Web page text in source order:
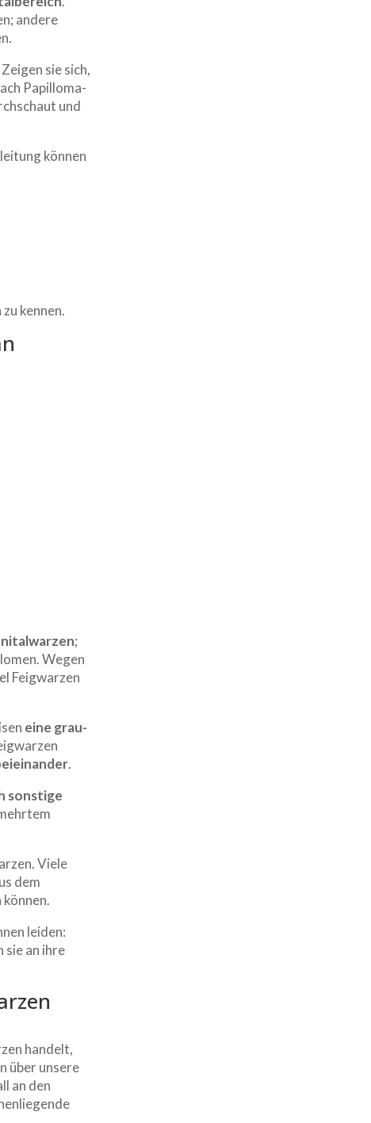
andere
sie sich,
Papilloma-
und
können
kennen.
;
Wegen
Feigwarzen
eine grau-
.
sonstige
Viele
dem
leiden:
sie an ihre
handelt,
über unsere
an den